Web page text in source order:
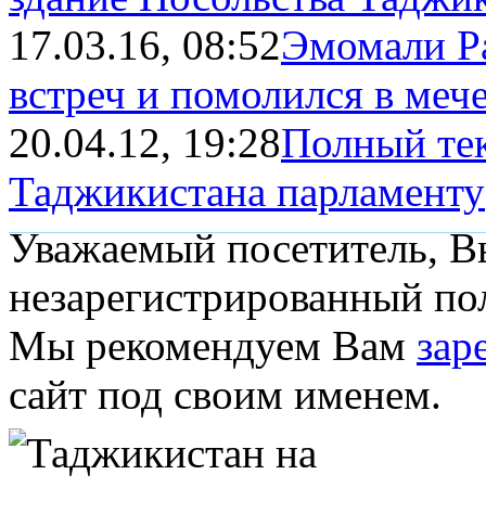
17.03.16, 08:52Эмомали
встреч и помолился в
20.04.12, 19:28Полный
Таджикистана парламенту
Уважаемый посетитель,
незарегистрированный
Мы рекомендуем Вам
сайт под своим именем.